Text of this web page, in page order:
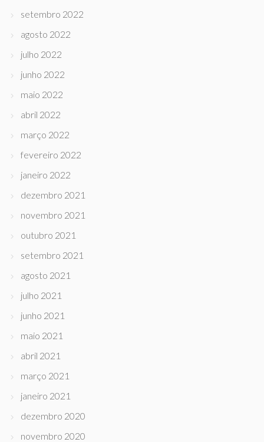
setembro 2022
agosto 2022
julho 2022
junho 2022
maio 2022
abril 2022
março 2022
fevereiro 2022
janeiro 2022
dezembro 2021
novembro 2021
outubro 2021
setembro 2021
agosto 2021
julho 2021
junho 2021
maio 2021
abril 2021
março 2021
janeiro 2021
dezembro 2020
novembro 2020